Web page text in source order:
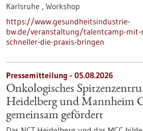
Karlsruhe , Workshop
https://www.gesundheitsindustrie-
bw.de/veranstaltung/talentcamp-
schneller-die-praxis-bringen
Pressemitteilung - 05.08.2026
Onkologisches
Heidelberg und Mannheim
gemeinsam gefördert